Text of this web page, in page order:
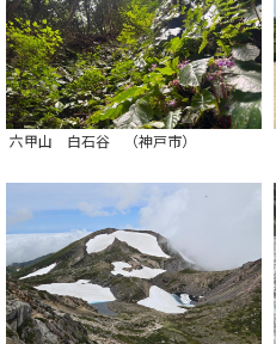
六甲山 白石谷 （神戸市）